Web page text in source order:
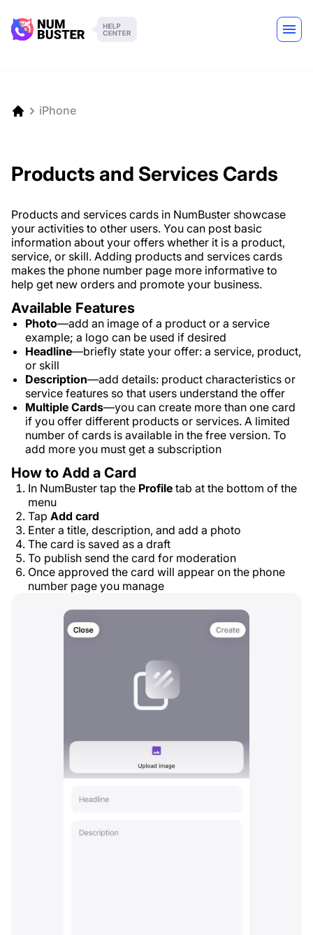
iPhone
Products and Services Cards
Products and services cards in NumBuster showcase
your activities to other users. You can post basic
information about your offers whether it is a product,
service, or skill. Adding products and services cards
makes the phone number page more informative to
help get new orders and promote your business.
Available Features
Photo—add an image of a product or a service
example; a logo can be used if desired
Headline—briefly state your offer: a service, product,
or skill
Description—add details: product characteristics or
service features so that users understand the offer
Multiple Cards—you can create more than one card
if you offer different products or services. A limited
number of cards is available in the free version. To
add more you must get a subscription
How to Add a Card
In NumBuster tap the Profile tab at the bottom of the
menu
Tap Add card
Enter a title, description, and add a photo
The card is saved as a draft
To publish send the card for moderation
Once approved the card will appear on the phone
number page you manage